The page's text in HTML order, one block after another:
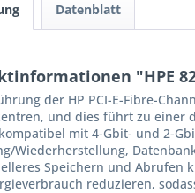
Datenblatt
"HPE
der HP PCI-E-Fibre-
und dies führt zu einer
mit 4-Gbit- und 2-
Wiederherstellung,
Speichern und Abrufen
reduzieren,